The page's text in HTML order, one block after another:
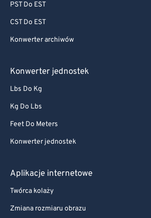
PST Do EST
CST Do EST
Konwerter archiwów
Konwerter jednostek
Lbs Do Kg
Kg Do Lbs
Feet Do Meters
Konwerter jednostek
Aplikacje internetowe
Twórca kolaży
Zmiana rozmiaru obrazu